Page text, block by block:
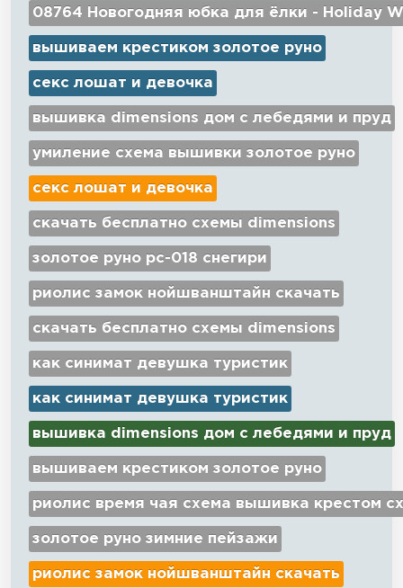
08764 Новогодняя юбка для ёлки - Holiday
вышиваем крестиком золотое руно
секс лошат и девочка
вышивка dimensions дом с лебедями и пруд
умиление схема вышивки золотое руно
секс лошат и девочка
скачать бесплатно схемы dimensions
золотое руно рс-018 снегири
риолис замок нойшванштайн скачать
скачать бесплатно схемы dimensions
как синимат девушка туристик
как синимат девушка туристик
вышивка dimensions дом с лебедями и пруд
вышиваем крестиком золотое руно
риолис время чая схема вышивка крестом
золотое руно зимние пейзажи
риолис замок нойшванштайн скачать